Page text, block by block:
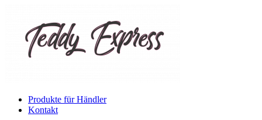
springen
Produkte für Händler
Kontakt